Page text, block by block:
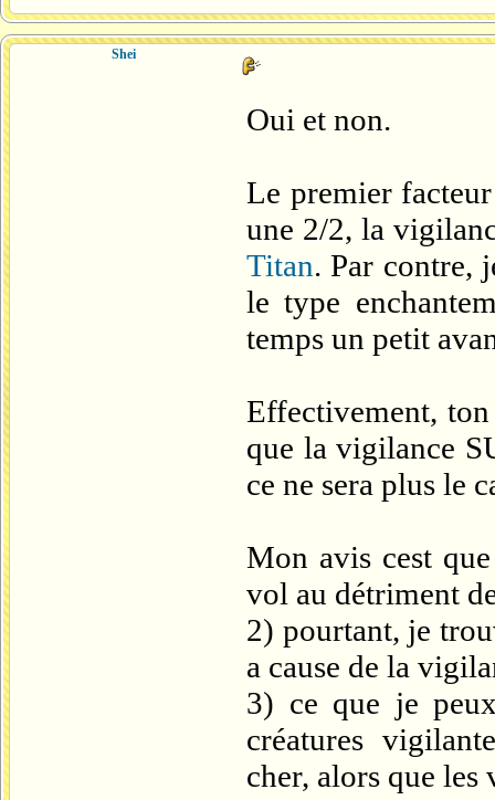
Shei
Oui et non.
Le premier
une 2/2, la
Titan. Par contre,
le type
temps un petit
Effectivement,
que la vigilance
ce ne sera plus le
Mon avis cest
vol au détriment
2) pourtant, je
a cause de la
3) ce que je
créatures
cher, alors que